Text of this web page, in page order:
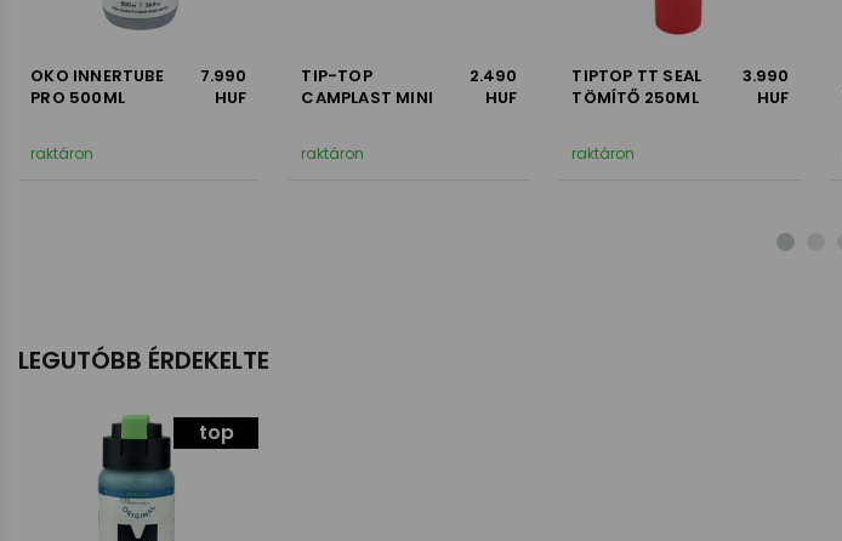
OKO INNERTUBE
PRO 500ML
7.990
HUF
raktáron
TIP-TOP
CAMPLAST MINI
2.490
HUF
raktáron
TIPTOP TT SEAL
TÖMÍTŐ 250ML
3.990
HUF
raktáron
LEGUTÓBB ÉRDEKELTE
top